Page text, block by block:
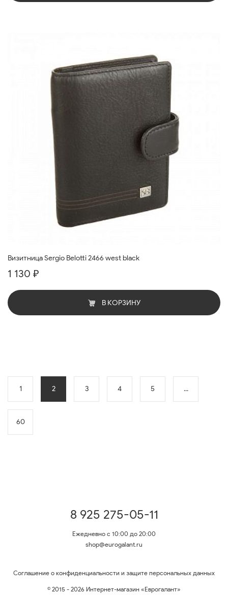
Визитница Sergio Belotti 2466 west black
1 130 ₽
В КОРЗИНУ
1 2 3 4 5 ...
60
8 925 275-05-11
Ежедневно с 10:00 до 20:00
shop@eurogalant.ru
Соглашение о конфиденциальности и защите персональных данных
© 2015 - 2026 Интернет-магазин «Еврогалант»